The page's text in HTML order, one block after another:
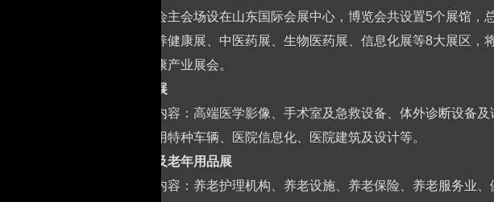
本届博览会主会场设在山东国际会展中心，博览会共设置5个展馆
业展、营养健康展、中医药展、生物医药展、信息化展等8大展区
性的大健康产业展会。
医疗器械展
主要展示内容：高端医学影像、手术室及急救设备、体外诊断设备
耗材、医用特种车辆、医院信息化、医院建筑及设计等。
医养健康及老年用品展
主要展示内容：养老护理机构、养老设施、养老保险、养老服务业